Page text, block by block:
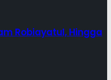
Robiayatul, Hingga